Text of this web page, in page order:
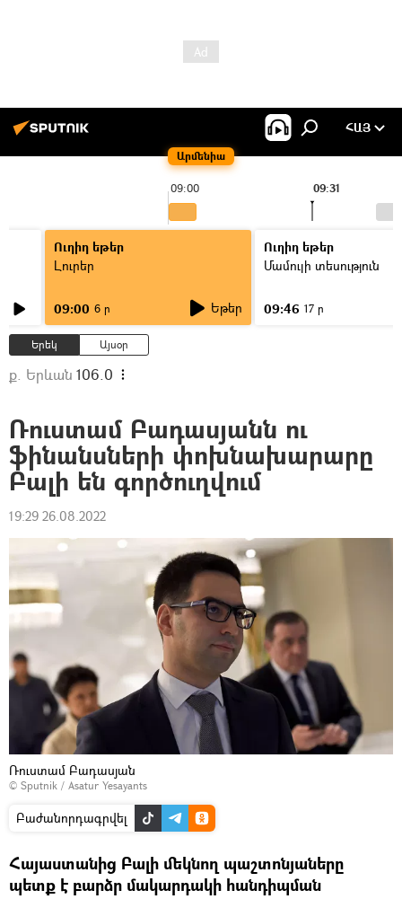
Արմենիա
ՀԱՅ
09:00 09:31
Ուղիղ եթեր
Լուրեր
09:00 6 ր Եթեր
Ուղիղ եթեր
Մամուլի տեսություն
09:46 17 ր
Երեկ Այսօր
ք. Երևան 106.0
Ռուստամ Բադասյանն ու
ֆինանսների փոխնախարարը
Բալի են գործուղվում
19:29 26.08.2022
Ռուստամ Բադասյան
© Sputnik / Asatur Yesayants
Բաժանորդագրվել
Հայաստանից Բալի մեկնող պաշտոնյաները
պետք է բարձր մակարդակի հանդիպման